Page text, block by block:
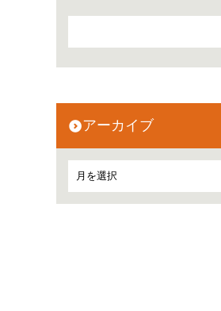
アーカイブ